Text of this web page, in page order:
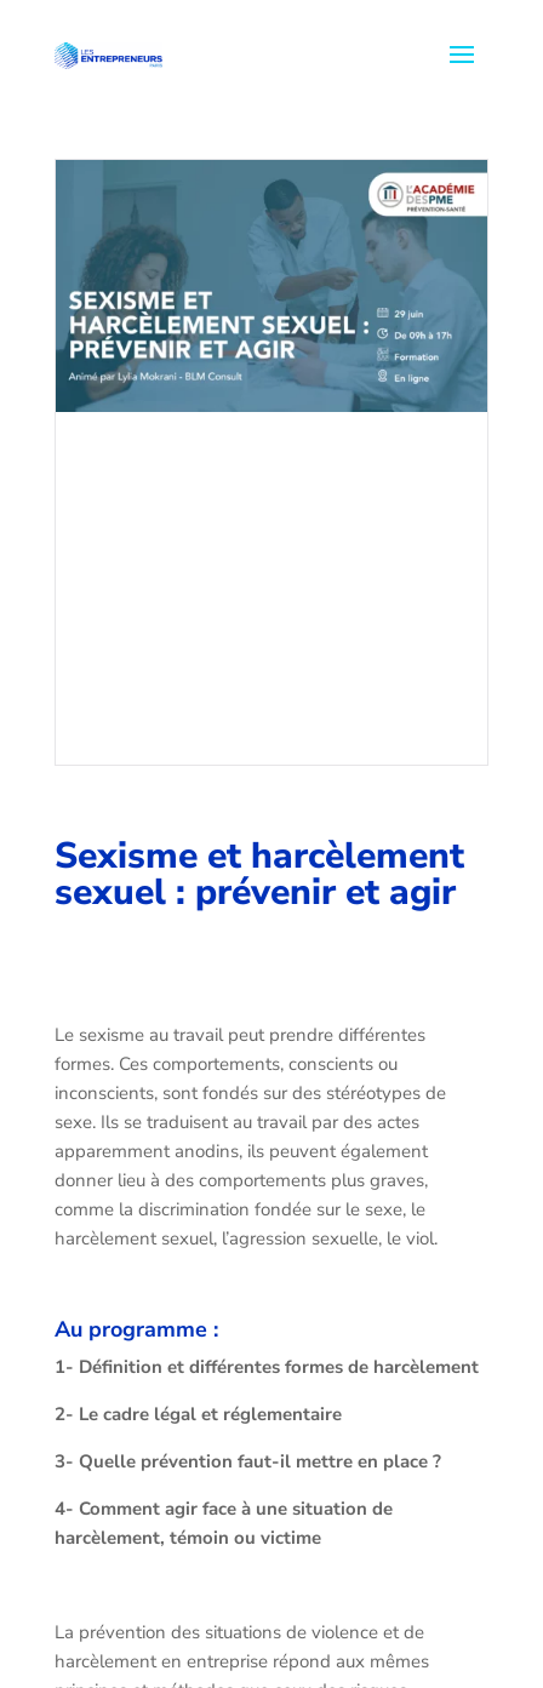
Sexisme et harcèlement
sexuel : prévenir et agir
Le sexisme au travail peut prendre différentes
formes. Ces comportements, conscients ou
inconscients, sont fondés sur des stéréotypes de
sexe. Ils se traduisent au travail par des actes
apparemment anodins, ils peuvent également
donner lieu à des comportements plus graves,
comme la discrimination fondée sur le sexe, le
harcèlement sexuel, l’agression sexuelle, le viol.
Au programme :
1- Définition et différentes formes de harcèlement
2- Le cadre légal et réglementaire
3- Quelle prévention faut-il mettre en place ?
4- Comment agir face à une situation de
harcèlement, témoin ou victime
La prévention des situations de violence et de
harcèlement en entreprise répond aux mêmes